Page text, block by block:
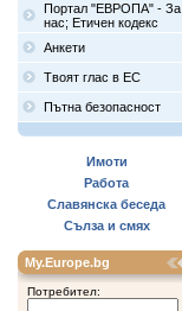
Портал "ЕВРОПА" - За
нас; Етичен кодекс
Анкети
Твоят глас в ЕС
Пътна безопасност
Имоти
Работа
Славянска беседа
Сълза и смях
My.Europe.bg
Потребител: